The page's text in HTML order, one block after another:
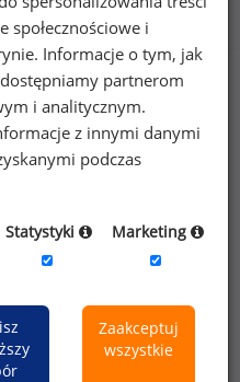
chirurg plastyczny
40%
społecznościowe i
Informacje o tym, jak
partnerom
i analitycznym.
z innymi danymi
podczas
Statystyki Marketing
Zaakceptuj
wszystkie